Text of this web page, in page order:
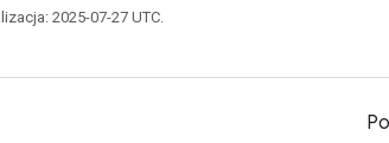
2025-07-27 UTC.